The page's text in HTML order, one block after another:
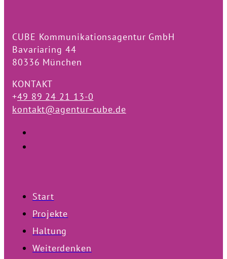
CUBE Kommunikationsagentur GmbH
Bavariaring 44
80336 München
KONTAKT
+49 89 24 21 13-0
kontakt@agentur-cube.de
Start
Projekte
Haltung
Weiterdenken